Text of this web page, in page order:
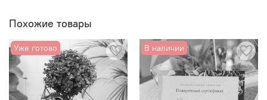
Похожие товары
Уже готово В наличии